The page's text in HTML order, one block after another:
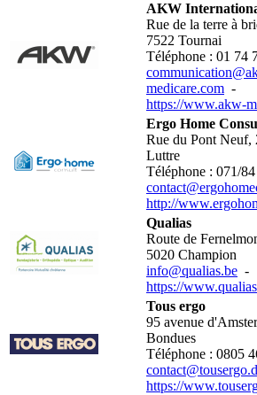
AKW
Rue de la terre à
7522 Tournai
Téléphone : 01 74
medicare.com -
https://www.akw-
Ergo Home
Rue du Pont Neuf,
Luttre
Téléphone : 071/
http://
Qualias
Route de
5020 Champion
info@qualias.be -
https://
Tous ergo
95 avenue
Bondues
Téléphone : 0805
https://